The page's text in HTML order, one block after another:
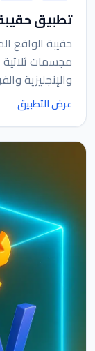
تطبيق
حقيبة الواقع
والإنجليزية
عرض التطبيق